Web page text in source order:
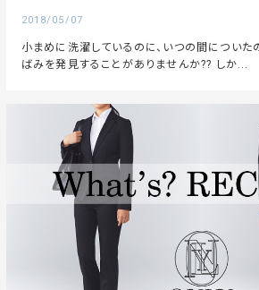
2018/05/07
小まめに洗濯しているのに、いつの間についた
ばみを発見することがありませんか?? しか...